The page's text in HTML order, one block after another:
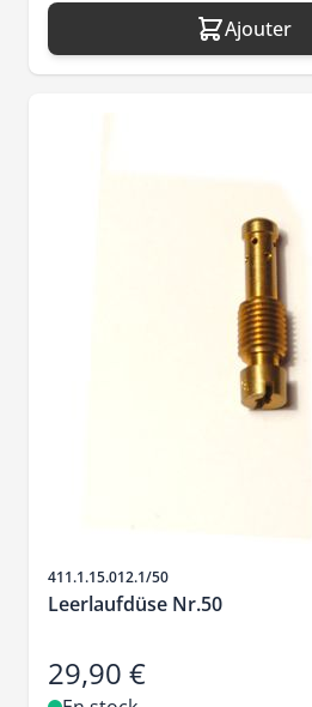
Ajouter
SKU
411.1.15.012.1/50
Leerlaufdüse Nr.50
29,90 €